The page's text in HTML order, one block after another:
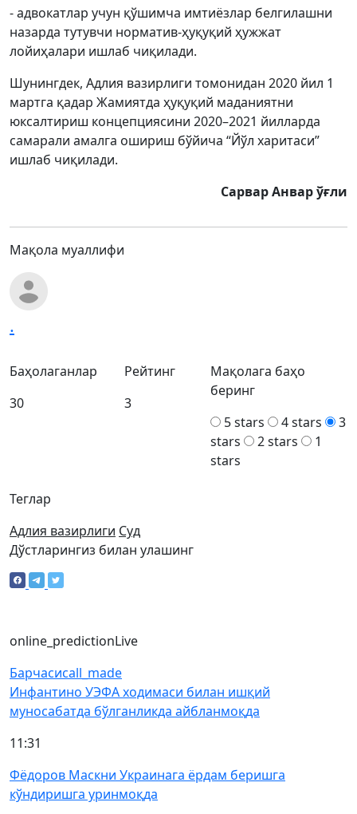
- адвокатлар учун қўшимча имтиёзлар белгилашни
назарда тутувчи норматив-ҳуқуқий ҳужжат
лойиҳалари ишлаб чиқилади.
Шунингдек, Адлия вазирлиги томонидан 2020 йил 1
мартга қадар Жамиятда ҳуқуқий маданиятни
юксалтириш концепциясини 2020–2021 йилларда
самарали амалга ошириш бўйича “Йўл харитаси”
ишлаб чиқилади.
Сарвар Анвар ўғли
Мақола муаллифи
.
Теглар
Адлия вазирлиги Суд
Баҳолаганлар
30
Рейтинг
3
Мақолага баҳо
беринг
5 stars
4 stars
3
stars
2 stars
1
stars
Дўстларингиз билан улашинг
online_predictionLive
Барчасиcall_made
Инфантино УЭФА ходимаси билан ишқий
муносабатда бўлганликда айбланмоқда
11:31
Фёдоров Маскни Украинага ёрдам беришга
кўндиришга уринмоқда